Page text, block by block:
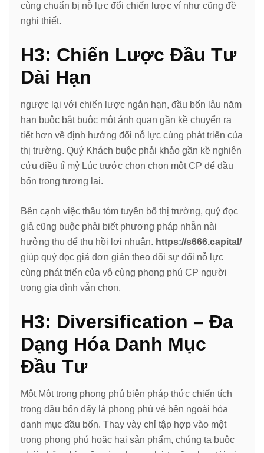
cùng chuẩn bị nỗ lực đổi chiến lược ví như cũng đề
nghị thiết.
H3: Chiến Lược Đầu Tư
Dài Hạn
ngược lại với chiến lược ngắn hạn, đầu bốn lâu năm
hạn buộc bắt buộc một ánh quan gần kề chuyển ra
tiết hơn về định hướng đổi nỗ lực cùng phát triển của
thị trường. Quý Khách buộc phải khảo gần kề nghiên
cứu điều tỉ mỷ Lúc trước chọn chọn một CP để đầu
bốn trong tương lai.
Bên cạnh việc thâu tóm tuyên bố thị trường, quý đọc
giả cũng buộc phải biết phương pháp nhẫn nài
hưởng thụ để thu hồi lợi nhuận. https://s666.capital/
giúp quý đọc giả đơn giản theo dõi sự đổi nỗ lực
cùng phát triển của vô cùng phong phú CP người
trong gia đình vẫn chọn.
H3: Diversification – Đa
Dạng Hóa Danh Mục
Đầu Tư
Một Một trong phong phú biện pháp thức chiến tích
trong đầu bốn đấy là phong phú vẻ bên ngoài hóa
danh mục đầu bốn. Thay vày chỉ tập hợp vào một
trong phong phú hoặc hai sản phẩm, chúng ta buộc